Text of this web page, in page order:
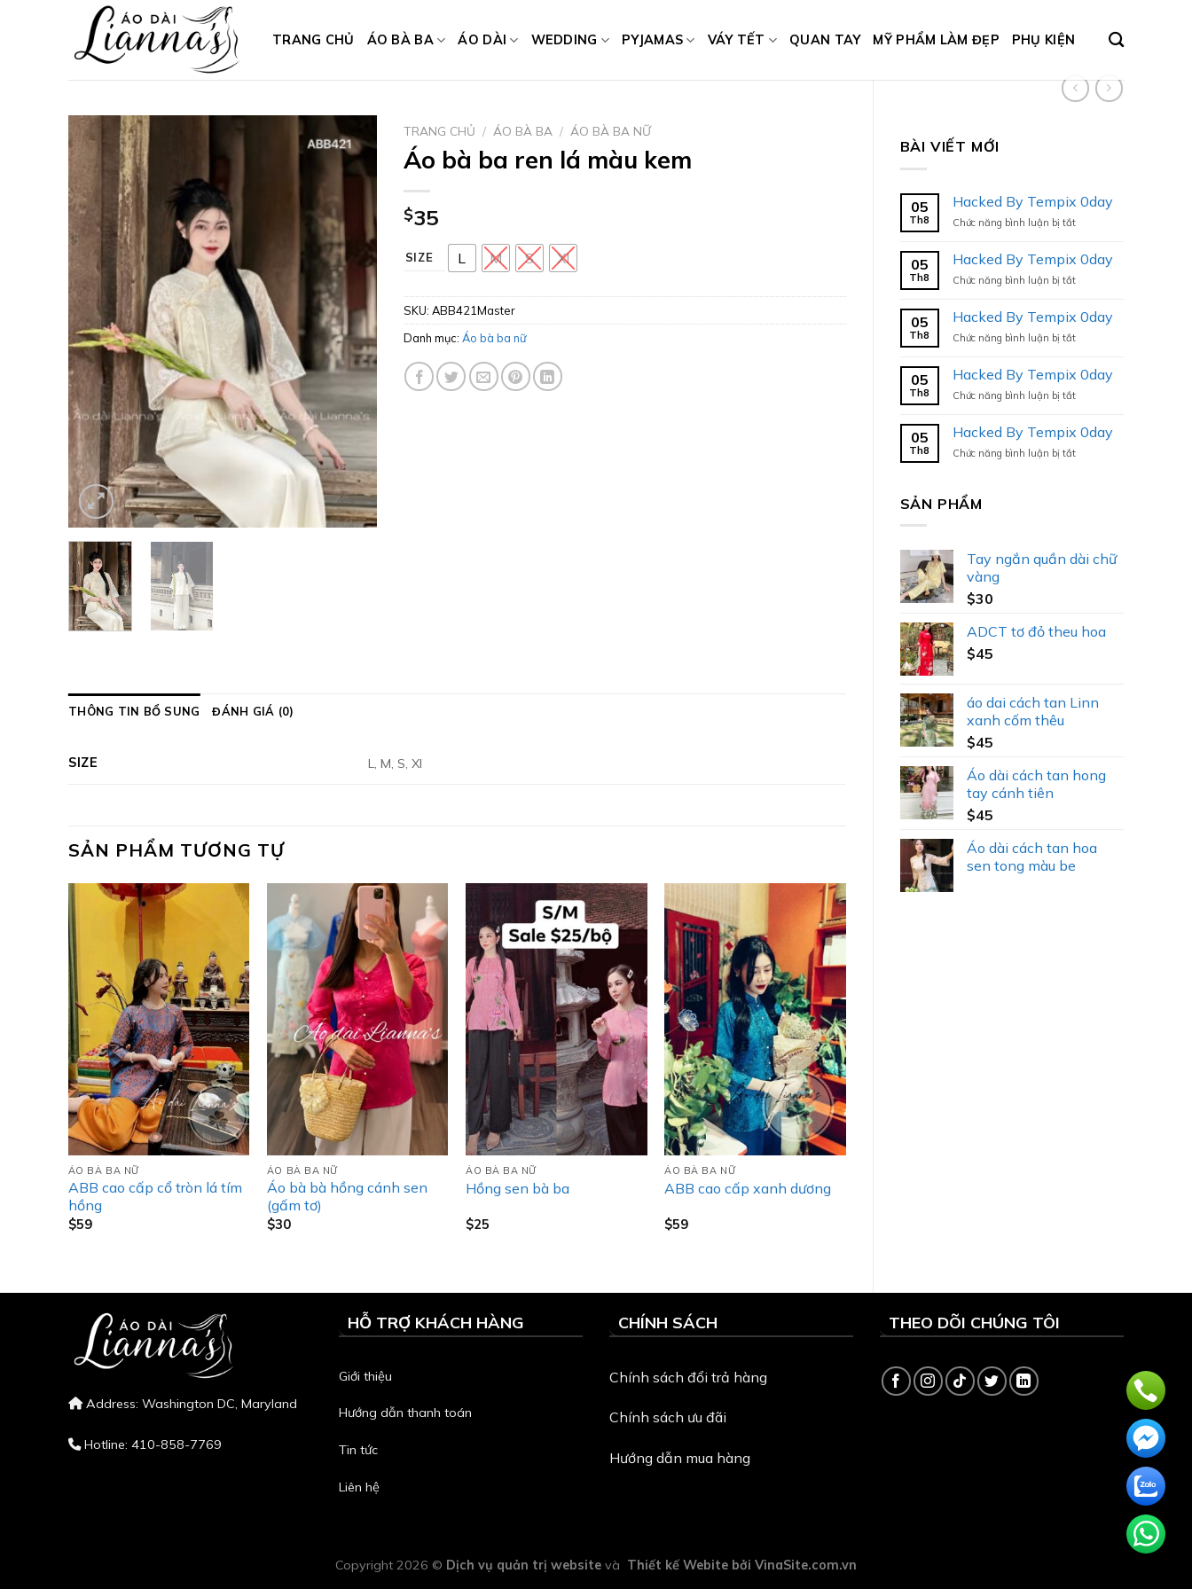
TRANG CHỦ ÁO BÀ BA ÁO DÀI WEDDING PYJAMAS VÁY TẾT QUAN TAY MỸ PHẨM LÀM ĐẸP PHỤ KIỆN
BÀI VIẾT MỚI
05
Th8
Hacked By Tempix 0day
Chức năng bình luận bị tắtở
Tempix
0day
05
Th8
Hacked By Tempix 0day
Chức năng bình luận bị tắtở
Tempix
0day
05
Th8
Hacked By Tempix 0day
Chức năng bình luận bị tắtở
Tempix
0day
05
Th8
Hacked By Tempix 0day
Chức năng bình luận bị tắtở
Tempix
0day
05
Th8
Hacked By Tempix 0day
Chức năng bình luận bị tắtở
SẢN PHẨM
Tay ngắn quần dài chữ
vàng
$30
ADCT tơ đỏ theu hoa
$45
áo dai cách tan Linn
xanh cốm thêu
$45
Áo dài cách tan hong
tay cánh tiên
$45
Áo dài cách tan hoa
sen tong màu be
TRANG CHỦ / ÁO BÀ BA / ÁO BÀ BA NỮ
Áo bà ba ren lá màu kem
$35
SIZE L M S Xl
SKU: ABB421Master
Danh mục: Áo bà ba nữ
THÔNG TIN BỔ SUNG ĐÁNH GIÁ (0)
SIZE L, M, S, Xl
SẢN PHẨM TƯƠNG TỰ
ÁO BÀ BA NỮ
ABB cao cấp cổ tròn lá tím
hồng
$59
ÁO BÀ BA NỮ
Áo bà bà hồng cánh sen
(gấm tơ)
$30
ÁO BÀ BA NỮ
Hồng sen bà ba
$25
ÁO BÀ BA NỮ
ABB cao cấp xanh dương
$59
Address: Washington DC, Maryland
Hotline: 410-858-7769
HỖ TRỢ KHÁCH HÀNG
Giới thiệu
Hướng dẫn thanh toán
Tin tức
Liên hệ
CHÍNH SÁCH
Chính sách đổi trả hàng
Chính sách ưu đãi
Hướng dẫn mua hàng
THEO DÕI CHÚNG TÔI
Copyright 2026 © Dịch vụ quản trị website và Thiết kế Webite bởi VinaSite.com.vn